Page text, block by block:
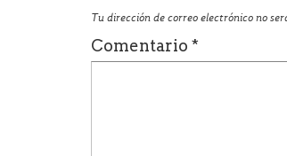
Tu dirección de correo electrónico no
Comentario *